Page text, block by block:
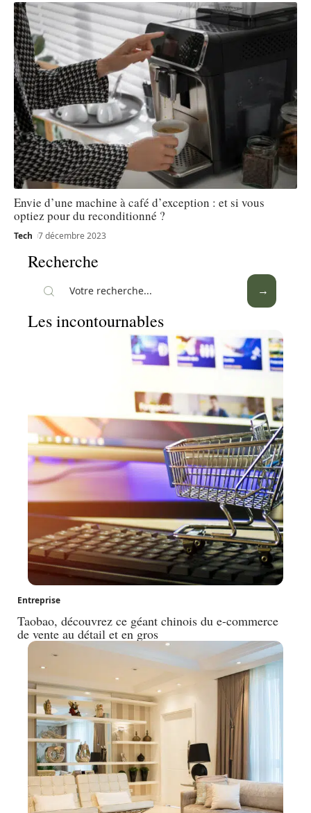
Envie d’une machine à café d’exception : et si vous
optiez pour du reconditionné ?
Tech 7 décembre 2023
Recherche
Les incontournables
Entreprise
Taobao, découvrez ce géant chinois du e-commerce
de vente au détail et en gros